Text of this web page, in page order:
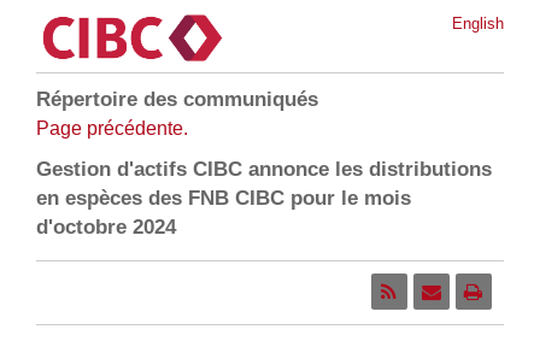
English
Répertoire des communiqués
Page précédente.
Gestion d'actifs CIBC annonce les distributions
en espèces des FNB CIBC pour le mois
d'octobre 2024